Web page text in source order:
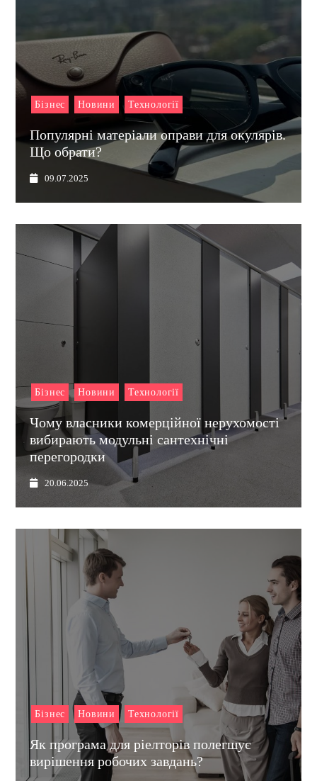
Бізнес Новини Технології
Популярні матеріали оправи для окулярів.
Що обрати?
09.07.2025
Бізнес Новини Технології
Чому власники комерційної нерухомості
вибирають модульні сантехнічні
перегородки
20.06.2025
Бізнес Новини Технології
Як програма для ріелторів полегшує
вирішення робочих завдань?